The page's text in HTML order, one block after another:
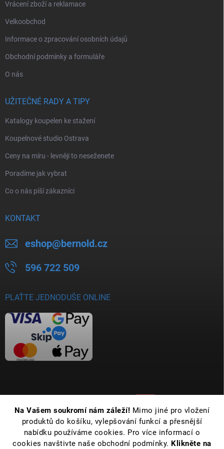
Na Vašem soukromí nám záleží! Mimo jiné pro vložení
produktů do košíku, vylepšování funkcí a přesnější
nabídku používáme cookies. Pro více informací o
cookies navštivte naše obchodní podmínky. Klikněte na
Vrácení zboží a reklamace
Velkoobchod
Informace o zpracování osobních údajů
Obchodní podmínky a formuláře
O nás
UŽITEČNÉ RADY A TIPY
Katalogy koupelen ke stažení
Koupelnové studio Ostrava
Ceny na míru - levněji to neseženete
Poradíme jak vybrat
Co o nás píší zákazníci
KONTAKT
eshop@bernold.cz
596 722 509
PLAŤTE JEDNODUŠE ONLINE